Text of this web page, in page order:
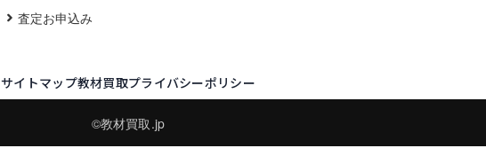
査定お申込み
サイトマップ教材買取プライバシーポリシー
©教材買取.jp